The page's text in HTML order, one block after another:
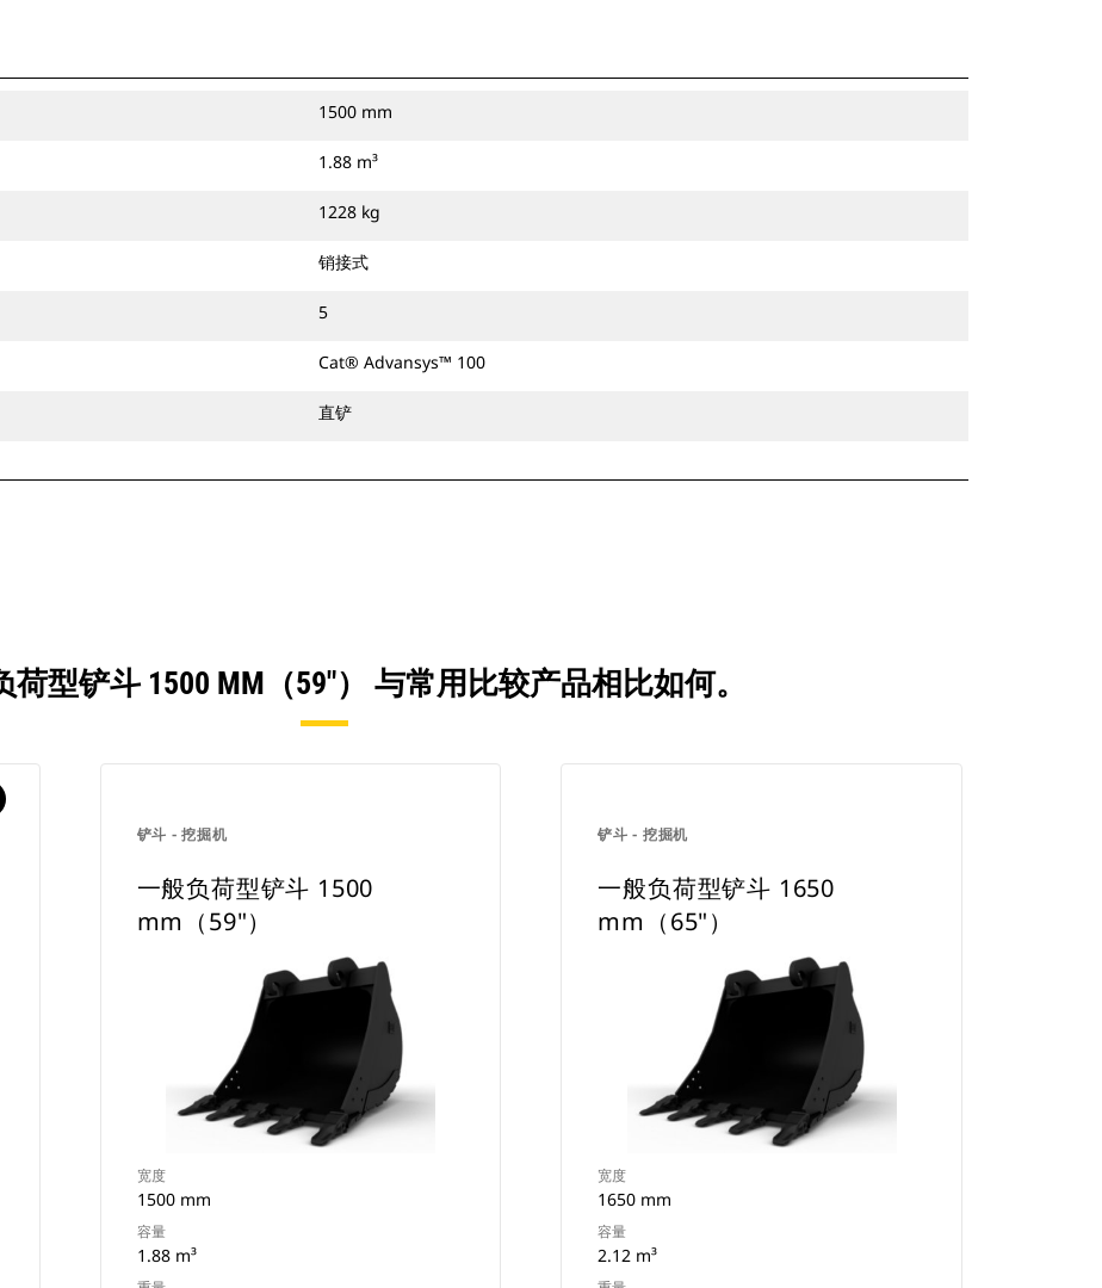
1500 mm
1.88 m³
1228 kg
销接式
5
Cat® Advansys™ 100
直铲
荷型铲斗 1500 MM（59"） 与常用比较产品相比如何。
铲斗 - 挖掘机
一般负荷型铲斗 1500
mm（59"）
宽度
1500 mm
容量
1.88 m³
铲斗 - 挖掘机
一般负荷型铲斗 1650
mm（65"）
宽度
1650 mm
容量
2.12 m³